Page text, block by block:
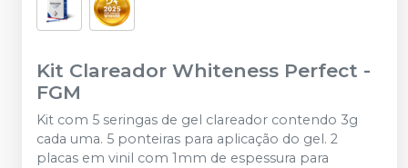
Kit Clareador Whiteness Perfect -
FGM
Kit com 5 seringas de gel clareador contendo 3g
cada uma. 5 ponteiras para aplicação do gel. 2
placas em vinil com 1mm de espessura para